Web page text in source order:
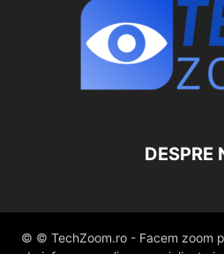
DESPRE
© © TechZoom.ro - Facem zoom